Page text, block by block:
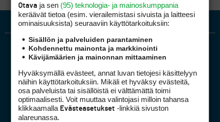
Golfpiste mediakortti
Otava ja sen (95) teknologia- ja mainoskumppania
keräävät tietoa (esim. vierailemis­tasi sivuista ja laitteesi
ominaisuuk­sista) seuraaviin käyttötarkoituksiin:
Sisällön ja palveluiden parantaminen
Kohdennettu mainonta ja markkinointi
Kävijämäärien ja mainonnan mittaaminen
Hyväksymällä evästeet, annat luvan tietojesi käsittelyyn
näihin käyttötarkoituksiin. Mikäli et hyväksy evästeitä,
osa palveluista tai sisällöistä ei välttämättä toimi
optimaalisesti. Voit muuttaa valintojasi milloin tahansa
klikkaamalla Evästeasetukset -linkkiä sivuston
alareunassa.